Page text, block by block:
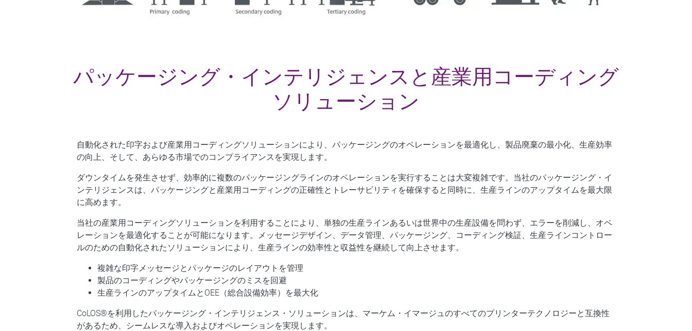
パッケージング・インテリジェンスと産業用コーディング
ソリューション
自動化された印字および産業用コーディングソリューションにより、パッケージングのオペレーションを最適化し、製品廃棄の最小化、生産効率
の向上、そして、あらゆる市場でのコンプライアンスを実現します。
ダウンタイムを発生させず、効率的に複数のパッケージングラインのオペレーションを実行することは大変複雑です。当社のパッケージング・イ
ンテリジェンスは、パッケージングと産業用コーディングの正確性とトレーサビリティを確保すると同時に、生産ラインのアップタイムを最大限
に高めます。
当社の産業用コーディングソリューションを利用することにより、単独の生産ラインあるいは世界中の生産設備を問わず、エラーを削減し、オペ
レーションを最適化することが可能になります。メッセージデザイン、データ管理、パッケージング、コーディング検証、生産ラインコントロー
ルのための自動化されたソリューションにより、生産ラインの効率性と収益性を継続して向上させます。
複雑な印字メッセージとパッケージのレイアウトを管理
製品のコーディングやパッケージングのミスを回避
生産ラインのアップタイムとOEE（総合設備効率）を最大化
CoLOS®を利用したパッケージング・インテリジェンス・ソリューションは、マーケム・イマージュのすべてのプリンターテクノロジーと互換性
があるため、シームレスな導入およびオペレーションを実現します。